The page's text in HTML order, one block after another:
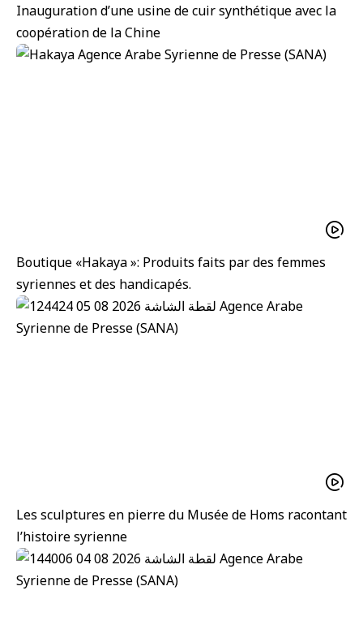
Inauguration d’une usine de cuir synthétique avec la
coopération de la Chine
Boutique «Hakaya »: Produits faits par des femmes
syriennes et des handicapés.
Les sculptures en pierre du Musée de Homs racontant
l’histoire syrienne